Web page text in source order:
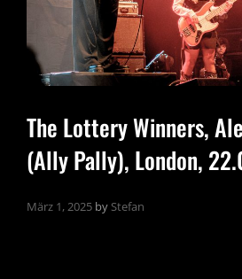
The Lottery Winners,
(Ally Pally), London,
März 1, 2025 by Stefan